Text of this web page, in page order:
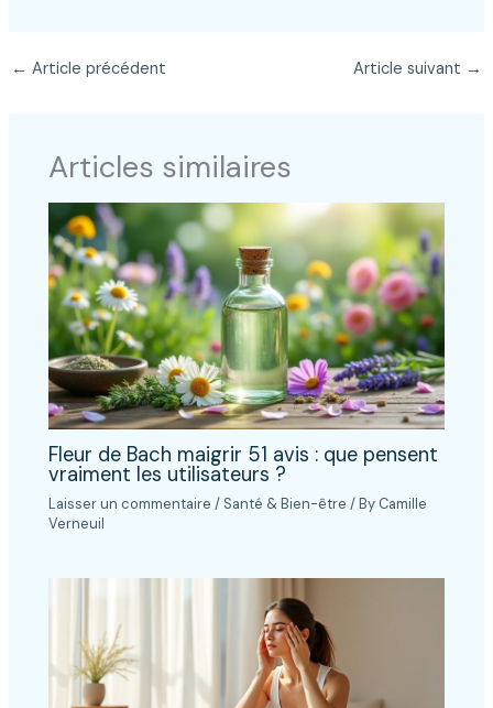
← Article précédent Article suivant →
Articles similaires
Fleur de Bach maigrir 51 avis : que pensent
vraiment les utilisateurs ?
Laisser un commentaire / Santé & Bien-être / By Camille
Verneuil